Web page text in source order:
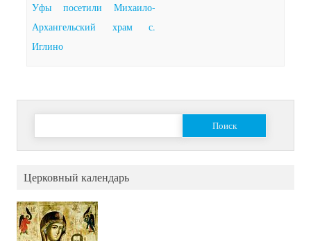
Уфы посетили Михаило-
Архангельский храм с.
Иглино
Найти:
Церковный календарь